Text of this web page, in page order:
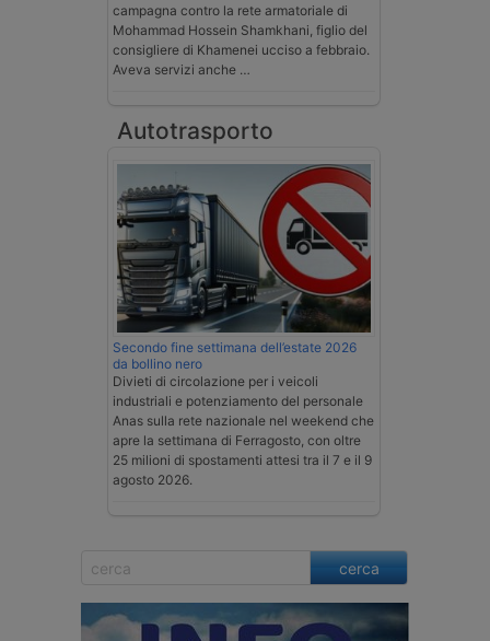
campagna contro la rete armatoriale di
Mohammad Hossein Shamkhani, figlio del
consigliere di Khamenei ucciso a febbraio.
Aveva servizi anche …
Autotrasporto
Secondo fine settimana dell’estate 2026
da bollino nero
Divieti di circolazione per i veicoli
industriali e potenziamento del personale
Anas sulla rete nazionale nel weekend che
apre la settimana di Ferragosto, con oltre
25 milioni di spostamenti attesi tra il 7 e il 9
agosto 2026.
cerca